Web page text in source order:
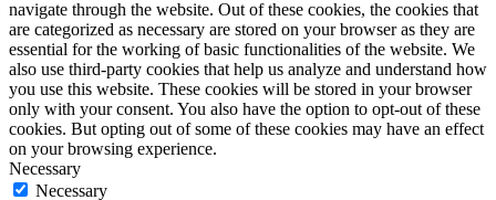
navigate through the website. Out of these cookies, the cookies that
are categorized as necessary are stored on your browser as they are
essential for the working of basic functionalities of the website. We
also use third-party cookies that help us analyze and understand how
you use this website. These cookies will be stored in your browser
only with your consent. You also have the option to opt-out of these
cookies. But opting out of some of these cookies may have an effect
on your browsing experience.
Necessary
Necessary